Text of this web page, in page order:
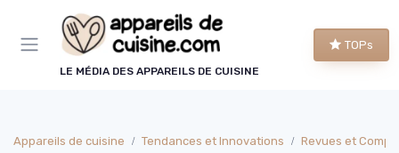
LE MÉDIA DES APPAREILS DE CUISINE
TOPs
Appareils de cuisine Tendances et Innovations Revues et
Panneau de gestion des cookies